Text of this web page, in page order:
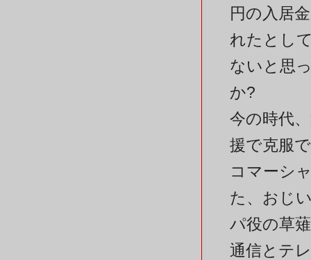
円の入居
れたとし
ないと思
か?
今の時代
援で克服
コマーシ
た、おじ
パ役の草
通信とテ